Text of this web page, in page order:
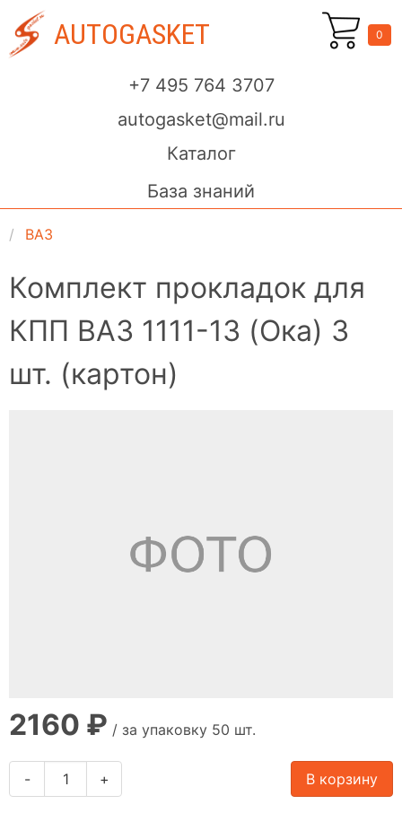
AUTOGASKET
+7 495 764 3707
autogasket@mail.ru
Каталог
База знаний
0
ВАЗ
Комплект прокладок для
КПП ВАЗ 1111-13 (Ока) 3
шт. (картон)
2160 ₽ / за упаковку 50 шт.
- + В корзину